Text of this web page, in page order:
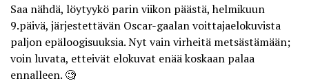
Saa nähdä, löytyykö parin viikon päästä, helmikuun
9.päivä, järjestettävän Oscar-gaalanvoittajaelokuvista
paljon epäloogisuuksia. Nyt vain virheitä metsästämään;
voin luvata, etteivät elokuvat enää koskaan palaa
ennalleen. 🧐